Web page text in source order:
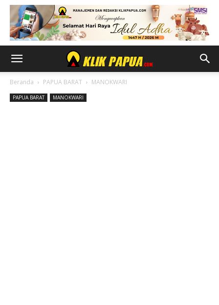
Beranda PAPUA BARAT MANOKWARI
PAPUA BARAT MANOKWARI